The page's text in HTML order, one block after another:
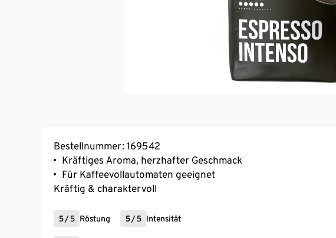
Bestellnummer: 169542
Kräftiges Aroma, herzhafter Geschmack
Für Kaffeevollautomaten geeignet
Kräftig & charaktervoll
5 / 5 Röstung 5 / 5 Intensität